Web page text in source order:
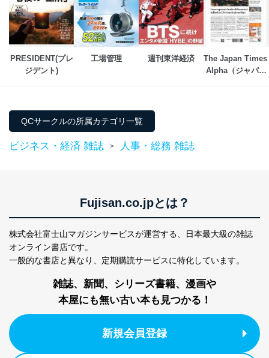
情報システムの使用に伴う漏洩等の防止
メール等により個人データの含まれるファイルを
送信する場合に、当該ファイルへのパスワードを
設定しています。
個人情報保護マネジメントシステムの継続的改善
苦情及び相談受付け窓口
貴殿の個人情報及び当社の個人情報保護マネジメントシ
株式会社富士山マガジンサービス 個人情報問い合わせ
係
TEL：0570-200-223
FAX：03-5459-7073
e-mail：cs@fujisan.co.jp
制定：2005年4月1日
株式会社富士山マガジンサービス
代表取締役会長 西野 伸一郎
PRESIDENT(プレ
ジデント)
工場管理 週刊東洋経済
The Japan Times
Alpha（ジャパン
QCサークルの所属カテゴリ一覧
ビジネス・経済 雑誌 > 人事・総務 雑誌
Fujisan.co.jpとは？
株式会社富士山マガジンサービスが運営する、
日本最大級の雑誌
オンライン書店です。
一般的な書店と異なり、 定期購読サービスに特化しています。
雑誌、新聞、シリーズ書籍、漫画や
本屋にも無い古い本も見つかる！
新規会員登録